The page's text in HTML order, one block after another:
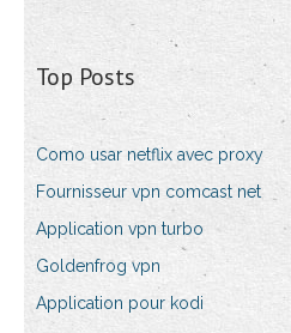
Top Posts
Como usar netflix avec proxy
Fournisseur vpn comcast net
Application vpn turbo
Goldenfrog vpn
Application pour kodi